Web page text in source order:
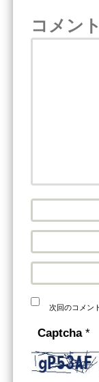
コメン
次回のコメン
Captcha *